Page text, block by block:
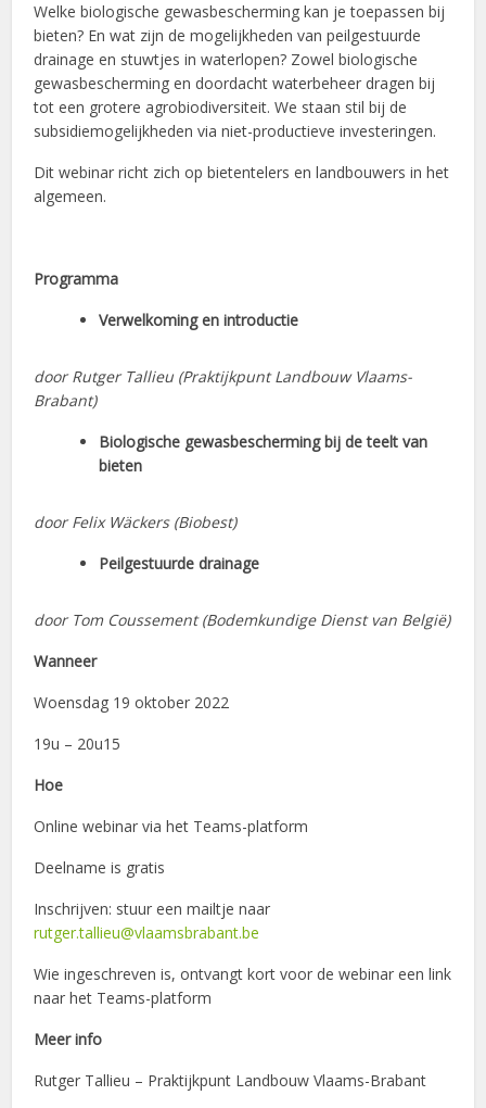
Welke biologische gewasbescherming kan je toepassen bij
bieten? En wat zijn de mogelijkheden van peilgestuurde
drainage en stuwtjes in waterlopen? Zowel biologische
gewasbescherming en doordacht waterbeheer dragen bij
tot een grotere agrobiodiversiteit. We staan stil bij de
subsidiemogelijkheden via niet-productieve investeringen.
Dit webinar richt zich op bietentelers en landbouwers in het
algemeen.
Programma
Verwelkoming en introductie
door Rutger Tallieu (Praktijkpunt Landbouw Vlaams-
Brabant)
Biologische gewasbescherming bij de teelt van
bieten
door Felix Wäckers (Biobest)
Peilgestuurde drainage
door Tom Coussement (Bodemkundige Dienst van België)
Wanneer
Woensdag 19 oktober 2022
19u – 20u15
Hoe
Online webinar via het Teams-platform
Deelname is gratis
Inschrijven: stuur een mailtje naar
rutger.tallieu@vlaamsbrabant.be
Wie ingeschreven is, ontvangt kort voor de webinar een link
naar het Teams-platform
Meer info
Rutger Tallieu – Praktijkpunt Landbouw Vlaams-Brabant